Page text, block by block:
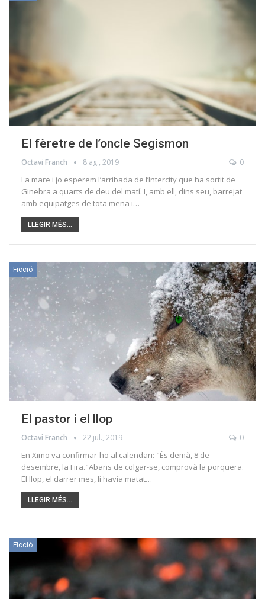
El fèretre de l’oncle Segismon
Octavi Franch 8 ag., 2019 0
La mare i jo esperem l’arribada de l’Intercity que ha sortit de
Ginebra a quarts de deu del matí. I, amb ell, dins seu, barrejat
amb equipatges de tota mena i…
LLEGIR MÉS...
Ficció
El pastor i el llop
Octavi Franch 22 jul., 2019 0
En Ximo va confirmar-ho al calendari: "És demà, 8 de
desembre, la Fira."Abans de colgar-se, comprovà la porquera.
El llop, el darrer mes, li havia matat…
LLEGIR MÉS...
Ficció